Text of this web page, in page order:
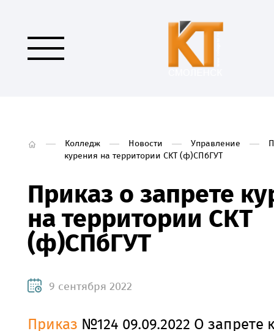
Колледж Новости Управление
курения на территории СКТ (ф)СПбГУТ
Приказ о запрете
на территории СКТ
(ф)СПбГУТ
9 сентября 2022
Приказ №124 09.09.2022 О запрете